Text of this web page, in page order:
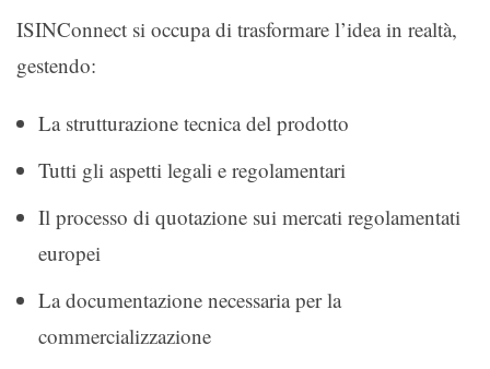
ISINConnect si occupa di trasformare l’idea in realtà,
gestendo:
La strutturazione tecnica del prodotto
Tutti gli aspetti legali e regolamentari
Il processo di quotazione sui mercati regolamentati
europei
La documentazione necessaria per la
commercializzazione